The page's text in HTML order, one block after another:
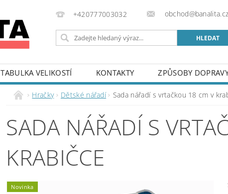
+420777003032 obchod@banalita.cz
TABULKA VELIKOSTÍ KONTAKTY ZPŮSOBY
Hračky Dětské nářadí Sada nářadí s vrtačkou 18 cm v
SADA NÁŘADÍ S
KRABIČCE
Novinka